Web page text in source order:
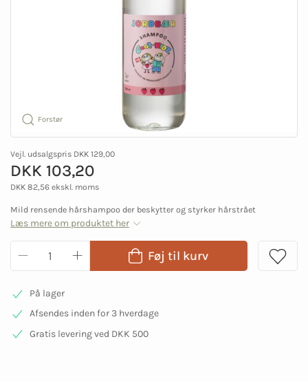
Forstør
Vejl. udsalgspris DKK 129,00
DKK 103,20
DKK 82,56 ekskl. moms
Mild rensende hårshampoo der beskytter og styrker hårstrået
Læs mere om produktet her
Føj til kurv
På lager
Afsendes inden for 3 hverdage
Gratis levering ved DKK 500